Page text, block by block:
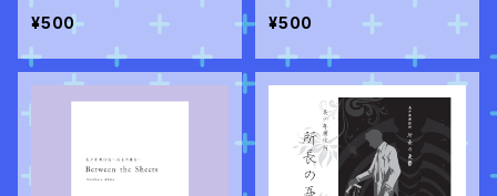
¥500
¥500